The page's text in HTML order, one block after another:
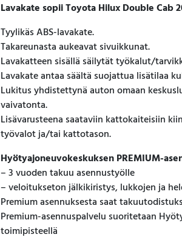
Lavakate sopii Toyota Hilux Double Cab
Tyylikäs ABS-lavakate.
Takareunasta aukeavat sivuikkunat.
Lavakatteen sisällä säilytät työkalut/
Lavakate antaa säältä suojattua lisätilaa
Lukitus yhdistettynä auton omaan
vaivatonta.
Lisävarusteena saataviin kattokaiteisiin
työvalot ja/tai kattotason.
Hyötyajoneuvokeskuksen PREMIUM-
– 3 vuoden takuu asennustyölle
– veloitukseton jälkikiristys, lukkojen ja
Premium asennuksesta saat
Premium-asennuspalvelu suoritetaan
toimipisteellä